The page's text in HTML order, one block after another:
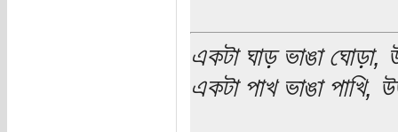
একটা ঘাড় ভাঙা ঘোড়া,
একটা পাখ ভাঙা পাখি,